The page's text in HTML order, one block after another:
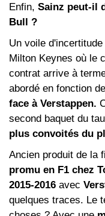
Enfin, Sainz peut-il
Bull ?
Un voile
Milton Keynes où le
contrat arrive à
abordé en fonction
face à Verstappen.
second baquet du
plus convoités du
Ancien produit de la
promu en F1 chez
2015-2016 avec
quelques traces. Le